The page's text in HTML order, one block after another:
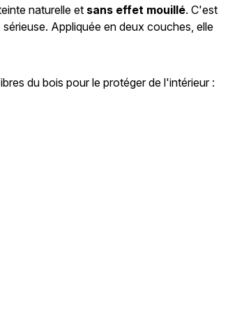
naturelle et sans effet mouillé. C'est
Appliquée en deux couches, elle
du bois pour le protéger de l'intérieur :